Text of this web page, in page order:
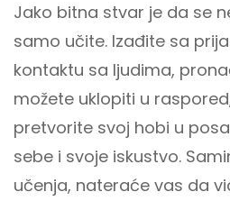
Jako bitna stvar je da se
samo učite. Izađite sa
kontaktu sa ljudima,
možete uklopiti u
pretvorite svoj hobi u
sebe i svoje iskustvo.
učenja, nateraće vas da